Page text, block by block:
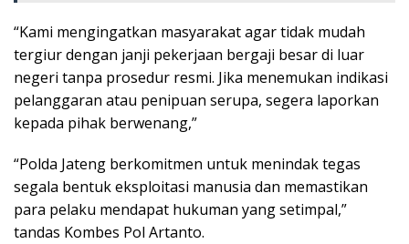
“Kami mengingatkan masyarakat agar tidak mudah
tergiur dengan janji pekerjaan bergaji besar di luar
negeri tanpa prosedur resmi. Jika menemukan indikasi
pelanggaran atau penipuan serupa, segera laporkan
kepada pihak berwenang,”
“Polda Jateng berkomitmen untuk menindak tegas
segala bentuk eksploitasi manusia dan memastikan
para pelaku mendapat hukuman yang setimpal,”
tandas Kombes Pol Artanto.